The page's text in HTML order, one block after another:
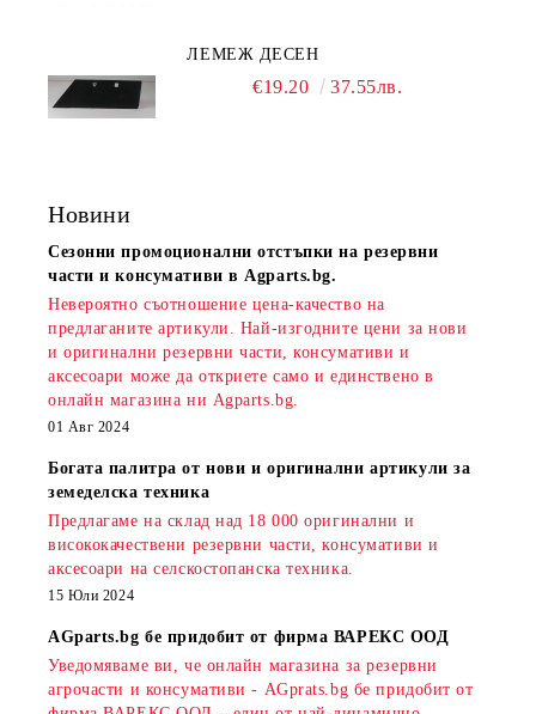
ЛЕМЕЖ ДЕСЕН
€19.20 37.55лв.
Новини
Сезонни промоционални отстъпки на резервни
части и консумативи в Agparts.bg.
Невероятно съотношение цена-качество на
предлаганите артикули. Най-изгодните цени за нови
и оригинални резервни части, консумативи и
аксесоари може да откриете само и единствено в
онлайн магазина ни Agparts.bg.
01 Авг 2024
Богата палитра от нови и оригинални артикули за
земеделска техника
Предлагаме на склад над 18 000 оригинални и
висококачествени резервни части, консумативи и
аксесоари на селскостопанска техника.
15 Юли 2024
AGparts.bg бе придобит от фирма ВАРЕКС ООД
Уведомяваме ви, че онлайн магазина за резервни
агрочасти и консумативи - AGprats.bg бе придобит от